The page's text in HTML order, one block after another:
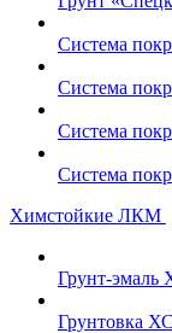
Система
Система
Система
Система
Химстойкие ЛКМ
Грунт-эмаль
Грунтовка